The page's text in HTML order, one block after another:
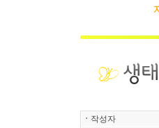
ㆍ 작성자